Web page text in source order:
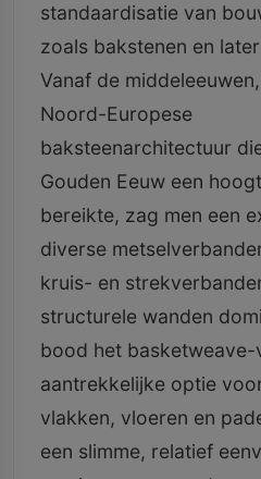
standaardisatie van
zoals bakstenen en
Vanaf de
Noord-Europese
baksteenarchitectuur
Gouden Eeuw een
bereikte, zag men een
diverse
kruis- en
structurele wanden
bood het basketweave-
aantrekkelijke optie
vlakken, vloeren en
een slimme, relatief